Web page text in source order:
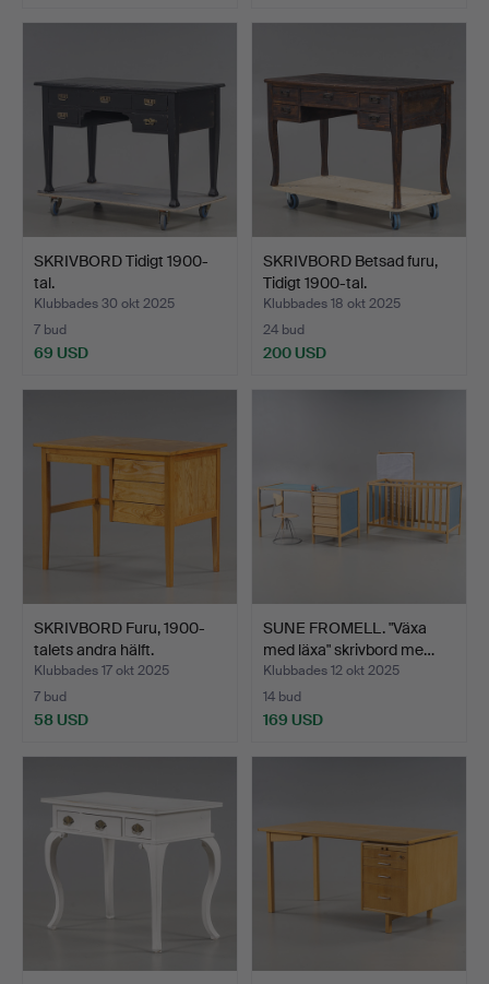
SKRIVBORD Tidigt 1900-
tal.
Klubbades 30 okt 2025
7 bud
69 USD
SKRIVBORD Betsad furu,
Tidigt 1900-tal.
Klubbades 18 okt 2025
24 bud
200 USD
SKRIVBORD Furu, 1900-
talets andra hälft.
Klubbades 17 okt 2025
7 bud
58 USD
SUNE FROMELL. "Växa
med läxa" skrivbord me…
Klubbades 12 okt 2025
14 bud
169 USD